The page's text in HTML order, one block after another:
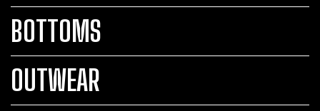
BOTTOMS
OUTWEAR